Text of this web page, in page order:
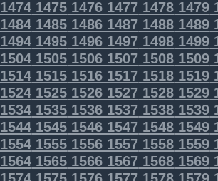
1474 1475 1476 1477 1478 1479
1484 1485 1486 1487 1488 1489
1494 1495 1496 1497 1498 1499
1504 1505 1506 1507 1508 1509
1514 1515 1516 1517 1518 1519
1524 1525 1526 1527 1528 1529
1534 1535 1536 1537 1538 1539
1544 1545 1546 1547 1548 1549
1554 1555 1556 1557 1558 1559
1564 1565 1566 1567 1568 1569